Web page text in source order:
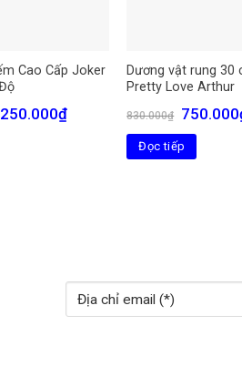
Cao Cấp Joker
₫Giá
1.250.000₫.
Dương vật rung 30
Pretty Love Arthur
830.000₫
Giá
gốc
là:
830.000₫.
750.000
Đọc tiếp